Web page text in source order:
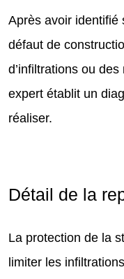
Après avoir identifié
défaut de
d’infiltrations ou
expert établit un
réaliser.
Détail de la
La protection de la
limiter les